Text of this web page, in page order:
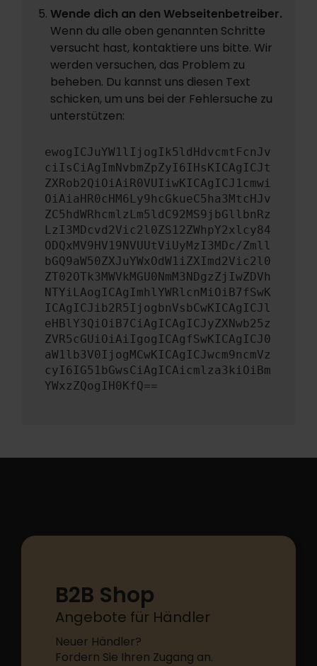
Wende dich an den Webseitenbetreiber.
Wenn du alle oben genannten Schritte
versucht hast, kontaktiere uns bitte. Wir
werden versuchen, das Problem zu
beheben. Du kannst uns diesen Text
schicken, um uns bei der Fehlersuche zu
unterstützen:
ewogICJuYW1lIjogIk5ldHdvcmtFcnJv
ciIsCiAgImNvbmZpZyI6IHsKICAgICJt
ZXRob2QiOiAiR0VUIiwKICAgICJ1cmwi
OiAiaHR0cHM6Ly9hcGkueC5ha3MtcHJv
ZC5hdWRhcmlzLm5ldC92MS9jbGllbnRz
LzI3MDcvd2Vic2l0ZS12ZWhpY2xlcy84
ODQxMV9HV19NVUUtViUyMzI3MDc/Zmll
bGQ9aW50ZXJuYWxOdW1iZXImd2Vic2l0
ZT02OTk3MWVkMGU0NmM3NDgzZjIwZDVh
NTYiLAogICAgImhlYWRlcnMiOiB7fSwK
ICAgICJib2R5IjogbnVsbCwKICAgICJl
eHBlY3QiOiB7CiAgICAgICJyZXNwb25z
ZVR5cGUiOiAiIgogICAgfSwKICAgICJ0
aW1lb3V0IjogMCwKICAgICJwcm9ncmVz
cyI6IG51bGwsCiAgICAicmlza3kiOiBm
YWxzZQogIH0KfQ==
B2B Shop
Angebote für Händler
Neuer Händler?
Fordern Sie Ihren Zugang an.